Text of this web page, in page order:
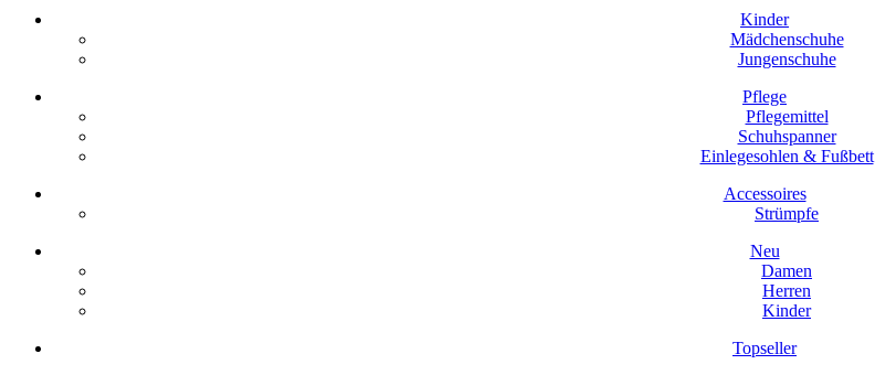
Kinder
Mädchenschuhe
Jungenschuhe
Pflege
Pflegemittel
Schuhspanner
Einlegesohlen & Fußbett
Accessoires
Strümpfe
Neu
Damen
Herren
Kinder
Topseller